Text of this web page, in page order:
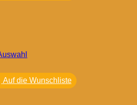
Auf die Wunschliste